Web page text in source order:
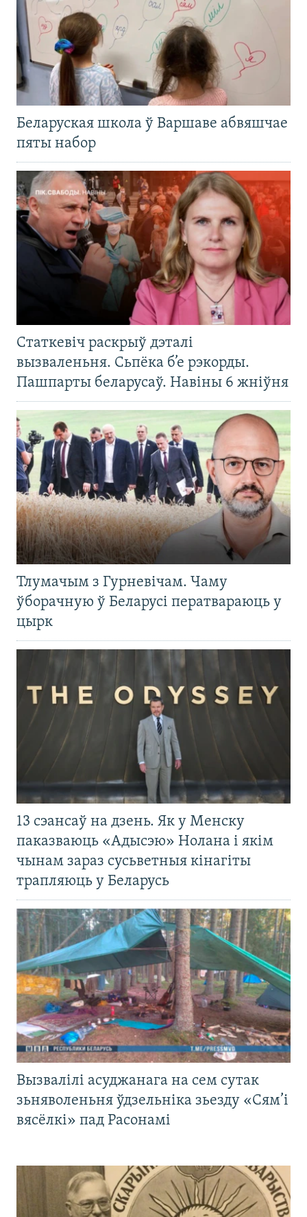
Беларуская школа ў Варшаве абвяшчае
пяты набор
Статкевіч раскрыў дэталі
вызваленьня. Сьпёка б’е рэкорды.
Пашпарты беларусаў. Навіны 6 жніўня
Тлумачым з Гурневічам. Чаму
ўборачную ў Беларусі ператвараюць у
цырк
13 сэансаў на дзень. Як у Менску
паказваюць «Адысэю» Нолана і якім
чынам зараз сусьветныя кінагіты
трапляюць у Беларусь
Вызвалілі асуджанага на сем сутак
зьняволеньня ўдзельніка зьезду «Сям’і
вясёлкі» пад Расонамі